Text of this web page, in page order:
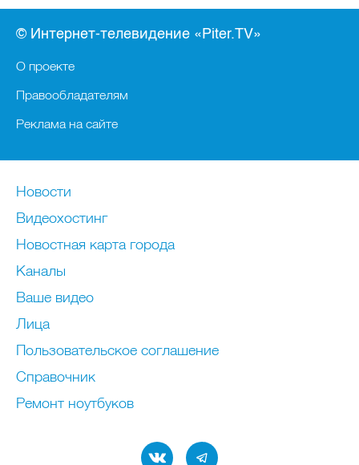
© Интернет-телевидение «Piter.TV»
О проекте
Правообладателям
Реклама на сайте
Новости
Видеохостинг
Новостная карта города
Каналы
Ваше видео
Лица
Пользовательское соглашение
Справочник
Ремонт нoутбуков